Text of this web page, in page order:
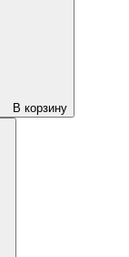
В корзину